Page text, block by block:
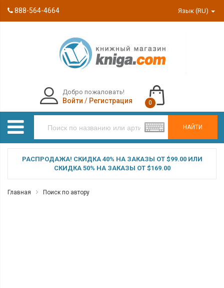
888-564-4664 Язык (RU)
НАЙТИ
Добро пожаловать!
Войти / Регистрация 0
РАСПРОДАЖА! СКИДКА 40% НА ЗАКАЗЫ ОТ $99.00 ИЛИ
СКИДКА 50% НА ЗАКАЗЫ ОТ $169.00
Главная Поиск по автору